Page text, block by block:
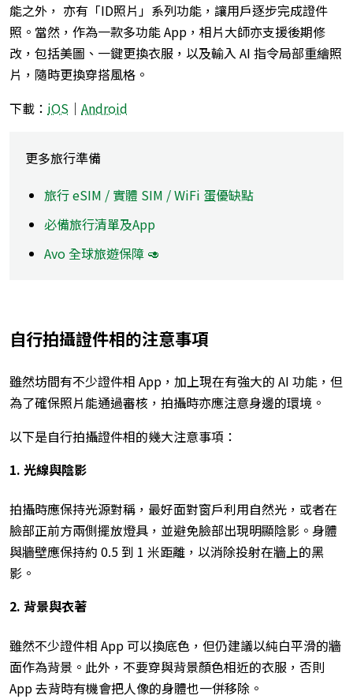
能之外， 亦有「ID照片」系列功能，讓用戶逐步完成證件
照。當然，作為一款多功能 App，相片大師亦支援後期修
改，包括美圖、一鍵更換衣服，以及輸入 AI 指令局部重繪照
片，隨時更換穿搭風格。
下載： iOS ｜ Android
更多旅行準備
旅行 eSIM / 實體 SIM / WiFi 蛋優缺點
必備旅行清單及App
Avo 全球旅遊保障 🥑
自行拍攝證件相的注意事項
雖然坊間有不少證件相 App，加上現在有強大的 AI 功能，但
為了確保照片能通過審核，拍攝時亦應注意身邊的環境。
以下是自行拍攝證件相的幾大注意事項：
1. 光線與陰影
拍攝時應保持光源對稱，最好面對窗戶利用自然光，或者在
臉部正前方兩側擺放燈具，並避免臉部出現明顯陰影。身體
與牆壁應保持約 0.5 到 1 米距離，以消除投射在牆上的黑
影。
2. 背景與衣著
雖然不少證件相 App 可以換底色，但仍建議以純白平滑的牆
面作為背景。此外，不要穿與背景顏色相近的衣服，否則
App 去背時有機會把人像的身體也一併移除。